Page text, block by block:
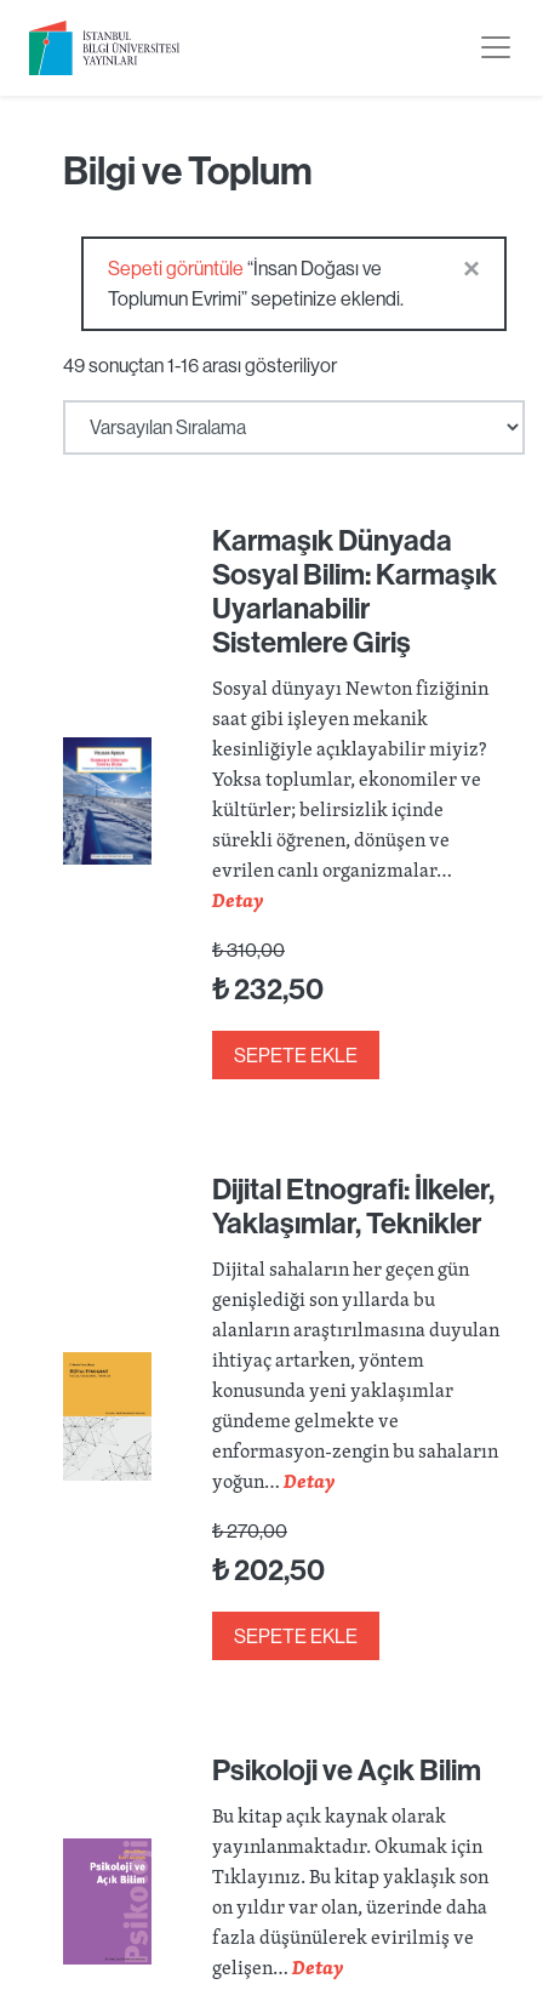
Bilgi ve Toplum
Sepeti görüntüle “İnsan Doğası ve
Toplumun Evrimi” sepetinize eklendi.
×
49 sonuçtan 1-16 arası gösteriliyor
Karmaşık Dünyada
Sosyal Bilim: Karmaşık
Uyarlanabilir
Sistemlere Giriş
Sosyal dünyayı Newton fiziğinin
saat gibi işleyen mekanik
kesinliğiyle açıklayabilir miyiz?
Yoksa toplumlar, ekonomiler ve
kültürler; belirsizlik içinde
sürekli öğrenen, dönüşen ve
evrilen canlı organizmalar…
Detay
₺310,00
₺232,50
SEPETE EKLE
Dijital Etnografi: İlkeler,
Yaklaşımlar, Teknikler
Dijital sahaların her geçen gün
genişlediği son yıllarda bu
alanların araştırılmasına duyulan
ihtiyaç artarken, yöntem
konusunda yeni yaklaşımlar
gündeme gelmekte ve
enformasyon-zengin bu sahaların
yoğun…Detay
₺270,00
₺202,50
SEPETE EKLE
Psikoloji ve Açık Bilim
Bu kitap açık kaynak olarak
yayınlanmaktadır. Okumak için
Tıklayınız. Bu kitap yaklaşık son
on yıldır var olan, üzerinde daha
fazla düşünülerek evirilmiş ve
gelişen…Detay